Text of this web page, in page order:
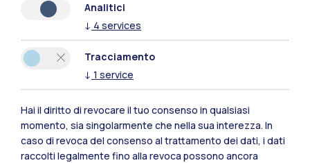
Polimi Community
Tutti i siti dell’ecosistema
Analitici
↓ 4 services
Tracciamento
↓ 1 service
Hai il diritto di revocare il tuo consenso in qualsiasi
momento, sia singolarmente che nella sua interezza. In
caso di revoca del consenso al trattamento dei dati, i dati
raccolti legalmente fino alla revoca possono ancora